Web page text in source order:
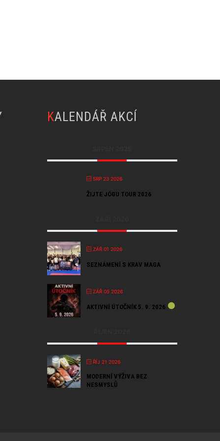
KALENDÁŘ AKCÍ
SRP 23 2026
ŽIJTE JÓGU TOUR 2026
ZÁŘ 01 2026
SEZNÁMENÍ S KRAV MAGA
ZÁŘ 05 2026
AKTIVNÍ ÚTOČNÍK 5. 9. 2026
ŘÍJ 21 2026
MODERNÍ VÝŽIVA BEZ
NESMYSLŮ